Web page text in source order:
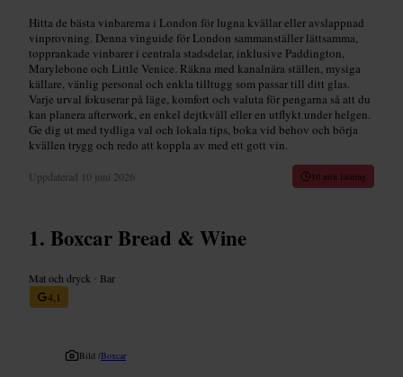
Hitta de bästa vinbarerna i London för lugna kvällar eller avslappnad
vinprovning. Denna vinguide för London sammanställer lättsamma,
topprankade vinbarer i centrala stadsdelar, inklusive Paddington,
Marylebone och Little Venice. Räkna med kanalnära ställen, mysiga
källare, vänlig personal och enkla tilltugg som passar till ditt glas.
Varje urval fokuserar på läge, komfort och valuta för pengarna så att du
kan planera afterwork, en enkel dejtkväll eller en utflykt under helgen.
Ge dig ut med tydliga val och lokala tips, boka vid behov och börja
kvällen trygg och redo att koppla av med ett gott vin.
Uppdaterad 10 juni 2026 10 min läsning
Boxcar Bread & Wine
Mat och dryck • Bar
4,1
Bild /Boxcar